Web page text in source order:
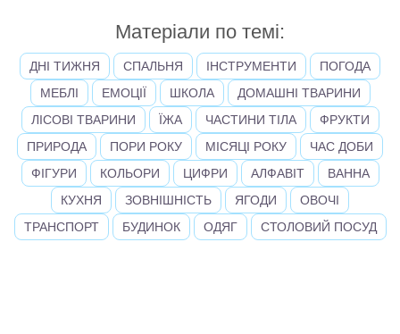
Матеріали по темі:
ДНІ ТИЖНЯ СПАЛЬНЯ ІНСТРУМЕНТИ
ПОГОДА
МЕБЛІ
ЕМОЦІЇ ШКОЛА
ДОМАШНІ ТВАРИНИ
ЛІСОВІ ТВАРИНИ
ЇЖА ЧАСТИНИ ТІЛА
ФРУКТИ
ПРИРОДА
ПОРИ РОКУ МІСЯЦІ РОКУ
ЧАС ДОБИ
ФІГУРИ
КОЛЬОРИ ЦИФРИ АЛФАВІТ
ВАННА
КУХНЯ
ЗОВНІШНІСТЬ ЯГОДИ
ОВОЧІ
ТРАНСПОРТ
БУДИНОК ОДЯГ СТОЛОВИЙ ПОСУД